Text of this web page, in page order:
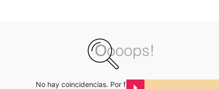
No hay coincidencias. Por favor inténtalo de nuevo.